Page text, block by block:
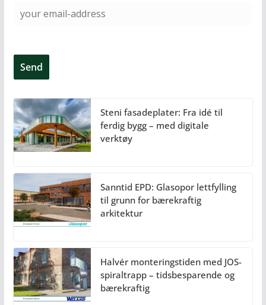
Steni fasadeplater: Fra idé til
ferdig bygg – med digitale
verktøy
Sanntid EPD: Glasopor lettfylling
til grunn for bærekraftig
arkitektur
Halvér monteringstiden med JOS-
spiraltrapp – tidsbesparende og
bærekraftig